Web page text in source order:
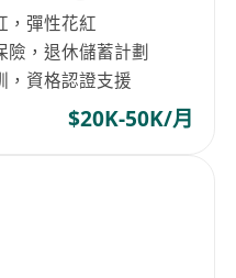
，彈性花紅
險，退休儲蓄計劃
，資格認證支援
$20K-50K/月